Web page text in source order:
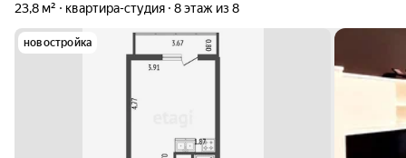
23,8 м² квартира-студия 8 этаж из 8
новостройка